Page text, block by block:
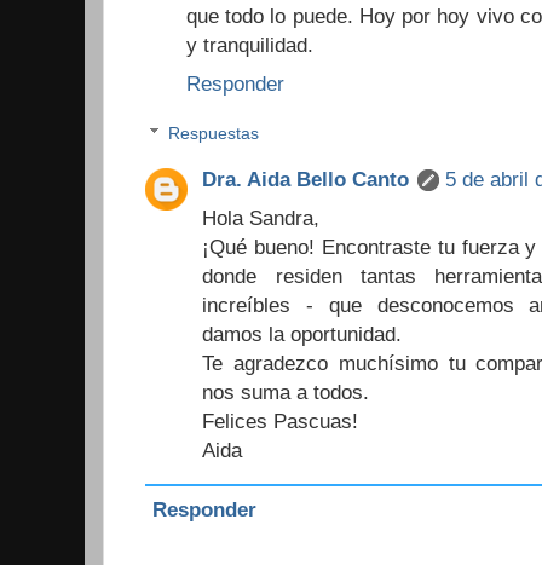
que todo lo puede. Hoy por hoy vivo
y tranquilidad.
Responder
Respuestas
Dra. Aida Bello Canto
5 de abril
Hola Sandra,
¡Qué bueno! Encontraste tu fuerza
donde residen tantas
increíbles - que desconocemos
damos la oportunidad.
Te agradezco muchísimo tu
nos suma a todos.
Felices Pascuas!
Aida
Responder